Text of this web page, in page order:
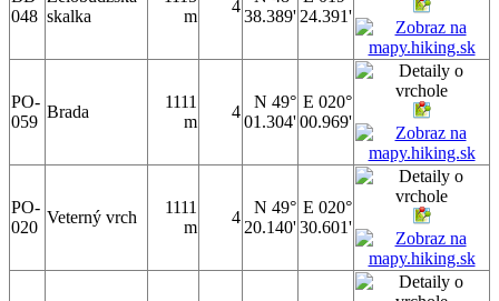
048 skalka
m
4
38.389' 24.391'
PO-
059
Brada
1111
m
4
N 49°
01.304'
E 020°
00.969'
PO-
020
Veterný vrch
1111
m
4
N 49°
20.140'
E 020°
30.601'